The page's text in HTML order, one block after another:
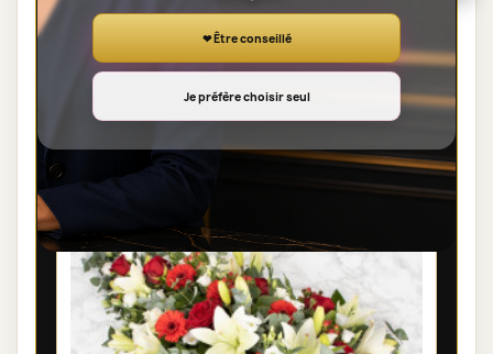
42,00 €
Voir toute la catégorie
GERBES DE FLEURS DEUIL
❤ Être conseillé
Je préfère choisir seul